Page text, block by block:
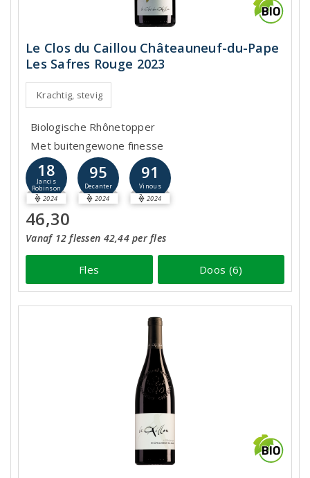
Le Clos du Caillou Châteauneuf-du-Pape
Les Safres Rouge 2023
Krachtig, stevig
Biologische Rhônetopper
Met buitengewone finesse
18
Jancis
Robinson
2024
95
Decanter
2024
91
Vinous
2024
46,30
Vanaf 12 flessen 42,44 per fles
Fles Doos (6)